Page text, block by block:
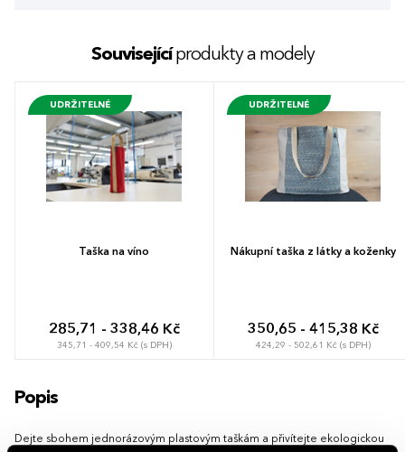
Souvisejícíprodukty a modely
UDRŽITELNÉ
Taška na víno
285,71 - 338,46 Kč
345,71 - 409,54 Kč (s DPH)
UDRŽITELNÉ
Nákupní taška z látky a koženky
350,65 - 415,38 Kč
424,29 - 502,61 Kč (s DPH)
Popis
Dejte sbohem jednorázovým plastovým taškám a přivítejte ekologickou